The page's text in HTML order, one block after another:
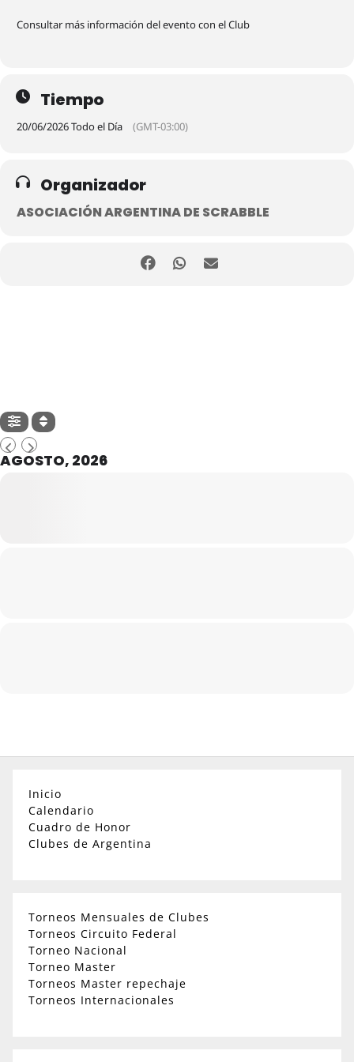
Consultar más información del evento con el Club
Tiempo
20/06/2026 Todo el Día (GMT-03:00)
Organizador
ASOCIACIÓN ARGENTINA DE SCRABBLE
AGOSTO, 2026
Inicio
Calendario
Cuadro de Honor
Clubes de Argentina
Torneos Mensuales de Clubes
Torneos Circuito Federal
Torneo Nacional
Torneo Master
Torneos Master repechaje
Torneos Internacionales